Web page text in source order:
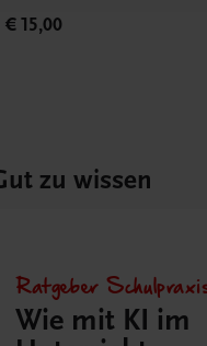
Buchhaltung
€ 15,00
zu wissen
Ratgeber
Wie mit KI im